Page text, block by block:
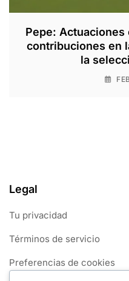
Pepe: Actuaciones
contribuciones en
la
Legal
Tu privacidad
Términos de servicio
Preferencias de cookies